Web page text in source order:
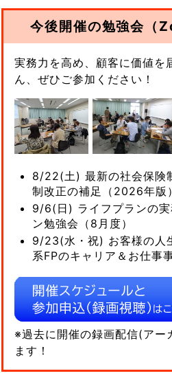
今後開催の勉強会（
実務力を高め、顧客に価値を
ん、ぜひご参加ください！
8/22(土) 最新の社会保険
制改正の補足（2026年版）
9/6(日) ライフプランの実
ン勉強会（8月度）
9/23(水・祝) お客様の人
系FPのキャリア＆お仕事
※過去に開催の録画配信(アー
ます！